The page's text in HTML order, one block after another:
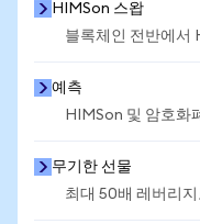
HIMSon 스왑
블록체인 전반에서
예측
HIMSon 및 암호화
무기한 선물
최대 50배 레버리